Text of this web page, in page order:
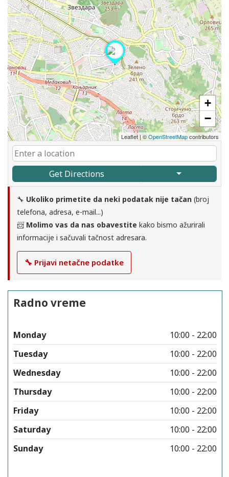
+
−
Leaflet|©OpenStreetMapcontributors
Get Directions
🔧 Ukoliko primetite da neki podatak nije tačan (broj
telefona, adresa, e-mail...)
📨 Molimo vas da nas obavestite kako bismo ažurirali
informacije i sačuvali tačnost adresara.
🔧 Prijavi netačne podatke
Radno vreme
Monday
10:00 - 22:00
Tuesday
10:00 - 22:00
Wednesday
10:00 - 22:00
Thursday
10:00 - 22:00
Friday
10:00 - 22:00
Saturday
10:00 - 22:00
Sunday
10:00 - 22:00